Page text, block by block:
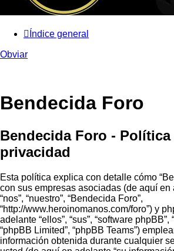
Índice general
Obviar
Bendecida Foro
Bendecida Foro - Política
privacidad
Esta política explica con detalle cómo
con sus empresas asociadas (de aquí en
“nos”, “nuestro”, “Bendecida Foro”,
“http://www.heroinomanos.com/foro”) y
adelante “ellos”, “sus”, “software phpBB”,
“phpBB Limited”, “phpBB Teams”)
información obtenida durante cualquier